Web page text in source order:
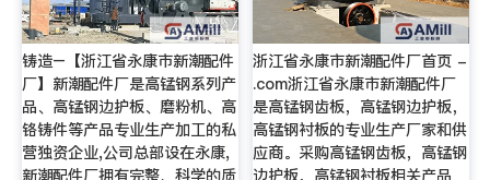
铸造–【浙江省永康市新潮配件
厂】新潮配件厂是高锰钢系列产
品、高锰钢边护板、磨粉机、高
铬铸件等产品专业生产加工的私
营独资企业,公司总部设在永康,
浙江省永康市新潮配件厂首页 -
.com浙江省永康市新潮配件厂
是高锰钢齿板，高锰钢边护板，
高锰钢衬板的专业生产厂家和供
应商。采购高锰钢齿板，高锰钢